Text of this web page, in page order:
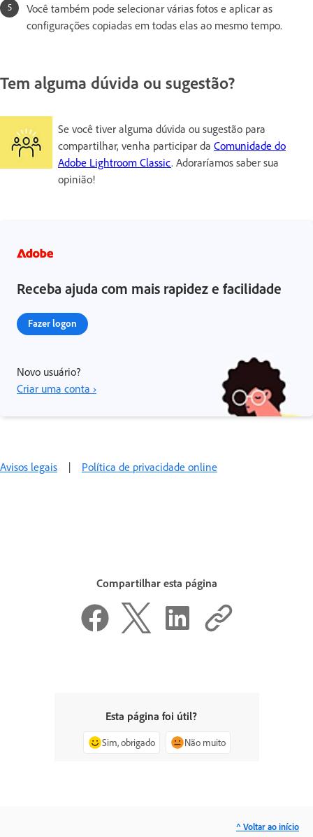
Você também pode selecionar várias fotos e aplicar as
configurações copiadas em todas elas ao mesmo tempo.
Tem alguma dúvida ou sugestão?
Se você tiver alguma dúvida ou sugestão para
compartilhar, venha participar da Comunidade do
Adobe Lightroom Classic. Adoraríamos saber sua
opinião!
Receba ajuda com mais rapidez e facilidade
Fazer logon
Novo usuário?
Criar uma conta ›
Avisos legais | Política de privacidade online
Compartilhar esta página
Esta página foi útil?
Sim, obrigado Não muito
^ Voltar ao início